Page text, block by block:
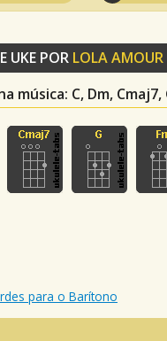
UKE POR LOLA AMOUR
música: C, Dm,
para o Barítono